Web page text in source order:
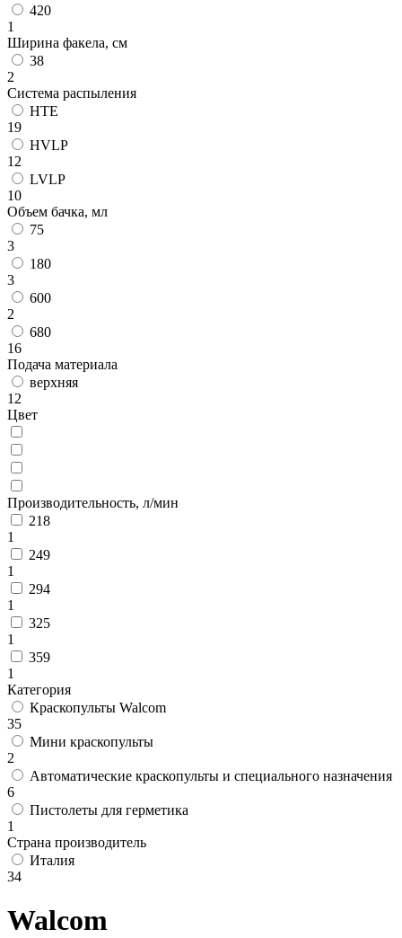
420
1
Ширина факела, см
38
2
Система распыления
HTE
19
HVLP
12
LVLP
10
Объем бачка, мл
75
3
180
3
600
2
680
16
Подача материала
верхняя
12
Цвет
Производительность, л/мин
218
1
249
1
294
1
325
1
359
1
Категория
Краскопульты Walcom
35
Мини краскопульты
2
Автоматические краскопульты и специального назначения
6
Пистолеты для герметика
1
Страна производитель
Италия
34
Walcom